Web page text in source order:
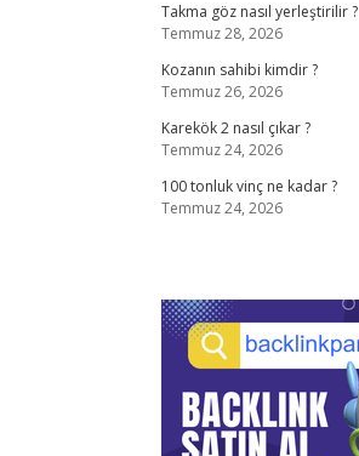
Takma göz nasıl yerleştirilir ?
Temmuz 28, 2026
Kozanın sahibi kimdir ?
Temmuz 26, 2026
Karekök 2 nasıl çıkar ?
Temmuz 24, 2026
100 tonluk vinç ne kadar ?
Temmuz 24, 2026